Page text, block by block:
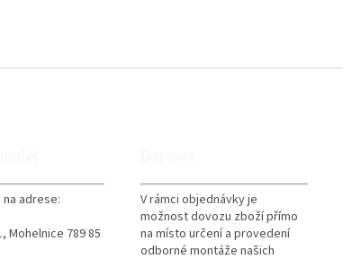
adrese:
Mohelnice 789 85
V rámci objednávky je
možnost dovozu zboží přímo
na místo určení a provedení
odborné montáže našich